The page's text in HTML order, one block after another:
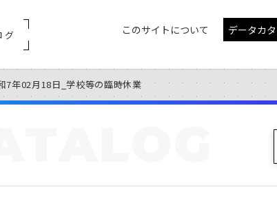
グ このサイトについて データカ
7年02月18日_学校等の臨時休業